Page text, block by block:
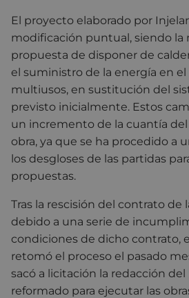
El proyecto elaborado por
modificación puntual, siendo la
propuesta de disponer de
el suministro de la energía en
multiusos, en sustitución del
previsto inicialmente. Estos
un incremento de la cuantía
obra, ya que se ha procedido a
los desgloses de las partidas
propuestas.
Tras la rescisión del contrato de
debido a una serie de
condiciones de dicho contrato,
retomó el proceso el pasado
sacó a licitación la redacción
reformado para ejecutar las